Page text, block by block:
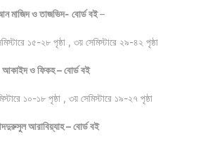
মাজিদ ও তাজভিদ- বোর্ড বই–
১৫-২৮ পৃষ্ঠা , ৩য় সেমিস্টারে ২৯-৪২ পৃষ্ঠা
আকাইদ ও ফিকহ – বোর্ড বই
১০-১৮ পৃষ্ঠা , ৩য় সেমিস্টারে ১৯-২৭ পৃষ্ঠা
আরাবিয়্যাহ – বোর্ড বই